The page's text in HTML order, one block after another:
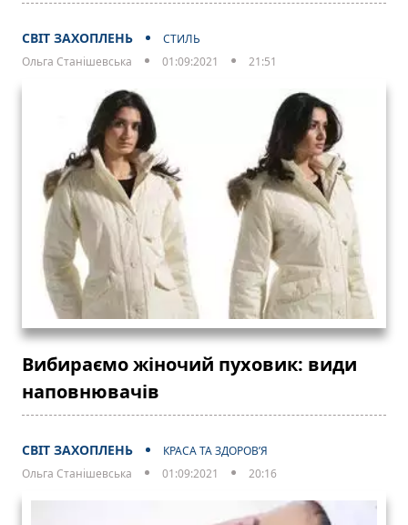
СВІТ ЗАХОПЛЕНЬ
СТИЛЬ
Ольга Станішевська
01:09:2021 21:51
Вибираємо жіночий пуховик: види
наповнювачів
СВІТ ЗАХОПЛЕНЬ
КРАСА ТА ЗДОРОВ’Я
Ольга Станішевська
01:09:2021 20:16